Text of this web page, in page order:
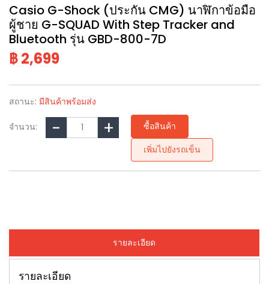
Casio G-Shock (ประกัน CMG) นาฬิกาข้อมือ
ผู้ชาย G-SQUAD With Step Tracker and
Bluetooth รุ่น GBD-800-7D
฿ 2,699
สถานะ: มีสินค้าพร้อมส่ง
จำนวน:
ซื้อสินค้า
เพิ่มไปยังรถเข็น
รายละเอียด
รายละเอียด